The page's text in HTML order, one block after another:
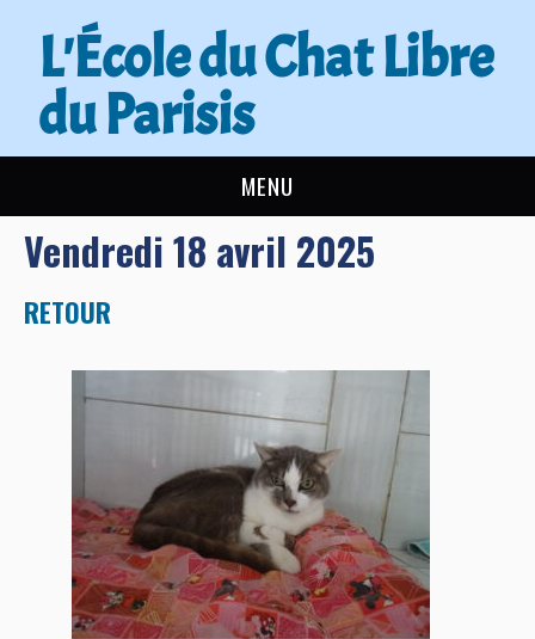
L'École du Chat Libre
du Parisis
MENU
L’ÉCOLE DU CHAT
ACTUALITÉS
ADOPTER
CONTACT
BOUTIQUE
FORUM
Vendredi 18 avril 2025
RETOUR